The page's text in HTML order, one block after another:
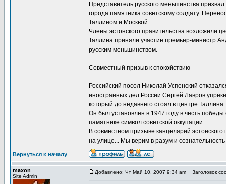
Представитель русского меньшинства
города памятника советскому солдату.
Таллином и Москвой.
Члены эстонского правительства возложили
Таллина приняли участие премьер-министр
русским меньшинством.
Совместный призыв к спокойствию
Российский посол Николай Успенский
иностранных дел России Сергей Лавров
который до недавнего стоял в центре Таллина.
Он был установлен в 1947 году в честь
памятнике символ советской оккупации.
В совместном призыве канцелярий
на улице... Мы верим в разум и
Вернуться к началу
maxon
Site Admin
Добавлено: Чт Май 10, 2007 9:34 am Заголовок